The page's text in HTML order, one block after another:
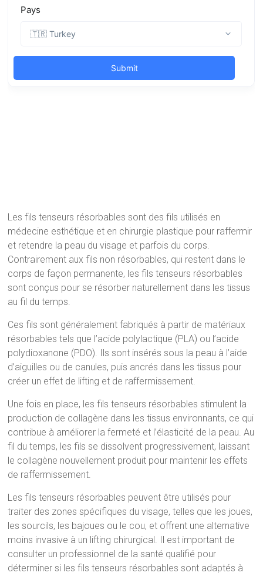
Les fils tenseurs résorbables sont des fils utilisés en
médecine esthétique et en chirurgie plastique pour raffermir
et retendre la peau du visage et parfois du corps.
Contrairement aux fils non résorbables, qui restent dans le
corps de façon permanente, les fils tenseurs résorbables
sont conçus pour se résorber naturellement dans les tissus
au fil du temps.
Ces fils sont généralement fabriqués à partir de matériaux
résorbables tels que l’acide polylactique (PLA) ou l’acide
polydioxanone (PDO). Ils sont insérés sous la peau à l’aide
d’aiguilles ou de canules, puis ancrés dans les tissus pour
créer un effet de lifting et de raffermissement.
Une fois en place, les fils tenseurs résorbables stimulent la
production de collagène dans les tissus environnants, ce qui
contribue à améliorer la fermeté et l’élasticité de la peau. Au
fil du temps, les fils se dissolvent progressivement, laissant
le collagène nouvellement produit pour maintenir les effets
de raffermissement.
Les fils tenseurs résorbables peuvent être utilisés pour
traiter des zones spécifiques du visage, telles que les joues,
les sourcils, les bajoues ou le cou, et offrent une alternative
moins invasive à un lifting chirurgical. Il est important de
consulter un professionnel de la santé qualifié pour
déterminer si les fils tenseurs résorbables sont adaptés à